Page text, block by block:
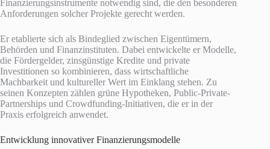
Finanzierungsinstrumente notwendig sind, die den besonderen
Anforderungen solcher Projekte gerecht werden.
Er etablierte sich als Bindeglied zwischen Eigentümern,
Behörden und Finanzinstituten. Dabei entwickelte er Modelle,
die Fördergelder, zinsgünstige Kredite und private
Investitionen so kombinieren, dass wirtschaftliche
Machbarkeit und kultureller Wert im Einklang stehen. Zu
seinen Konzepten zählen grüne Hypotheken, Public-Private-
Partnerships und Crowdfunding-Initiativen, die er in der
Praxis erfolgreich anwendet.
Entwicklung innovativer Finanzierungsmodelle